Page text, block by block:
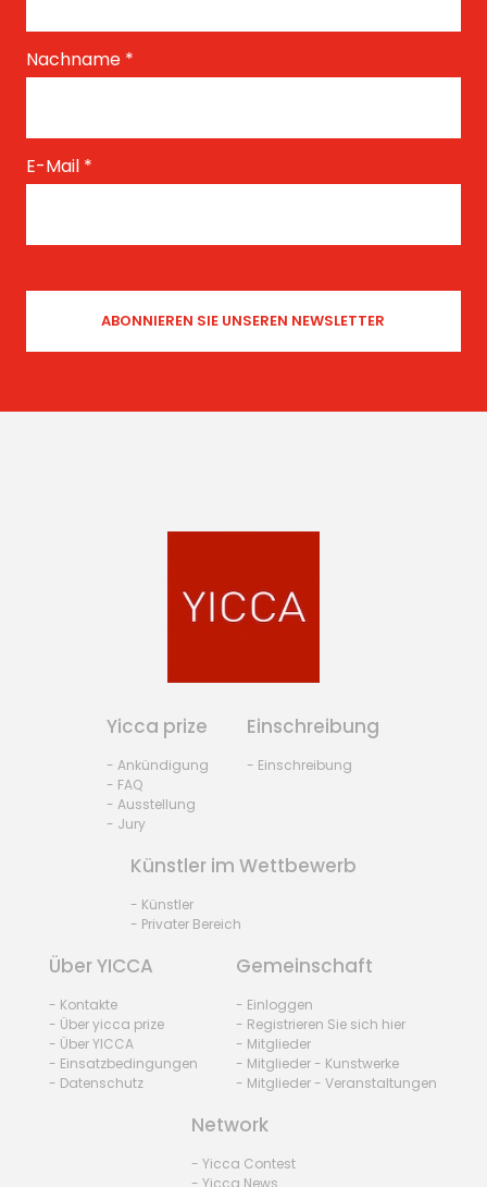
Nachname *
E-Mail *
Yicca prize
- Ankündigung
- FAQ
- Ausstellung
- Jury
Einschreibung
- Einschreibung
Künstler im Wettbewerb
- Künstler
- Privater Bereich
Über YICCA
- Kontakte
- Über yicca prize
- Über YICCA
- Einsatzbedingungen
- Datenschutz
Gemeinschaft
- Einloggen
- Registrieren Sie sich hier
- Mitglieder
- Mitglieder - Kunstwerke
- Mitglieder - Veranstaltungen
Network
- Yicca Contest
- Yicca News